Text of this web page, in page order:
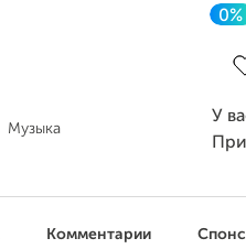
Музыка
0%
У
Комментарии